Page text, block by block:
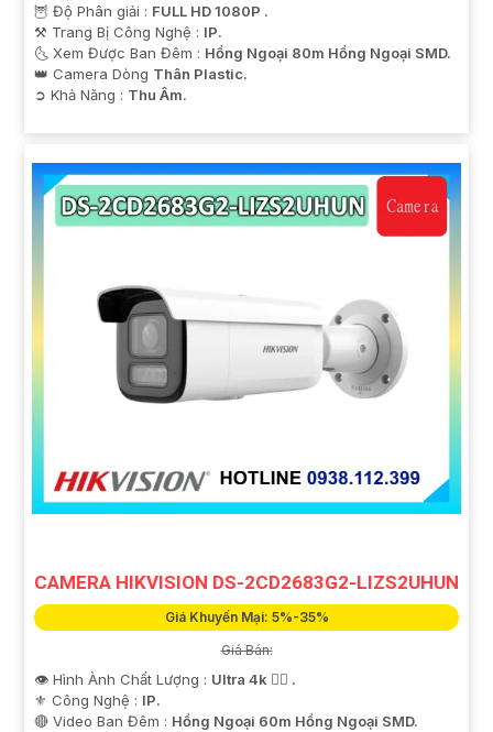
🦉 Độ Phân giải : FULL HD 1080P .
⚒ Trang Bị Công Nghệ : IP.
🌜 Xem Được Ban Đêm : Hồng Ngoại 80m Hồng Ngoại SMD.
👑 Camera Dòng Thân Plastic.
️➲ Khả Năng : Thu Âm.
CAMERA HIKVISION DS-2CD2683G2-LIZS2UHUN
Giá Khuyến Mại: 5%-35%
Giá Bán:
👁 Hình Ành Chất Lượng : Ultra 4k 👍🏾 .
⚜️ Công Nghệ : IP.
🔴 Video Ban Đêm : Hồng Ngoại 60m Hồng Ngoại SMD.